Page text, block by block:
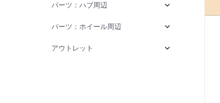
パーツ：ハブ周辺
パーツ：ホイール周辺
アウトレット